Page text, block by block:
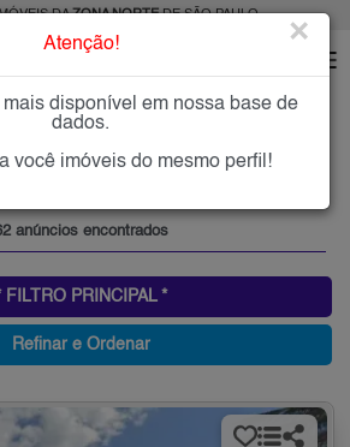
DAZONA NORTEDE SÃO PAULO
VILA MAZZEI
Mazzei, Zona Norte de São Paulo
anúncios encontrados
FILTRO PRINCIPAL *
Refinar e Ordenar
Atenção! ×
mais disponível em nossa base de
dados.
você imóveis do mesmo perfil!